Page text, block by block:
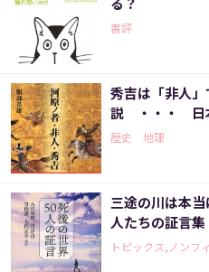
書評
秀吉は「非人
説 ・・・ 日
歴史 地理
三途の川は本
人たちの証言集
トピックス,ノンフ